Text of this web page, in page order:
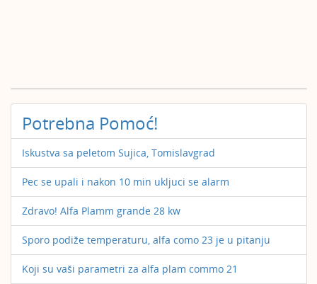
Potrebna Pomoć!
Iskustva sa peletom Sujica, Tomislavgrad
Pec se upali i nakon 10 min ukljuci se alarm
Zdravo! Alfa Plamm grande 28 kw
Sporo podiže temperaturu, alfa como 23 je u pitanju
Koji su vaši parametri za alfa plam commo 21